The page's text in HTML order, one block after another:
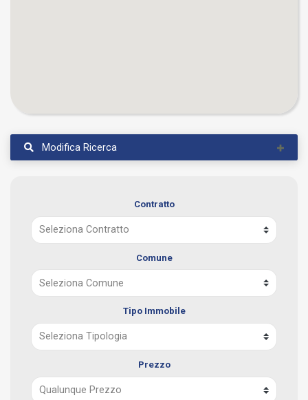
Modifica Ricerca
Contratto
Comune
Tipo Immobile
Prezzo